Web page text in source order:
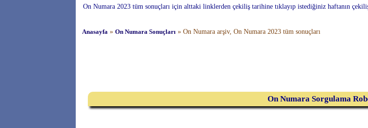
On Numara 2023 tüm sonuçları için alttaki linklerden çekiliş tarihine tıklayıp istediğiniz haftanın
Anasayfa » On Numara Sonuçları » On Numara arşiv, On Numara 2023 tüm sonuçları
On Numara Sorgulama